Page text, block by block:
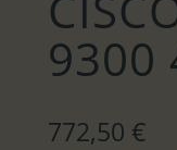
9300
772,50 €